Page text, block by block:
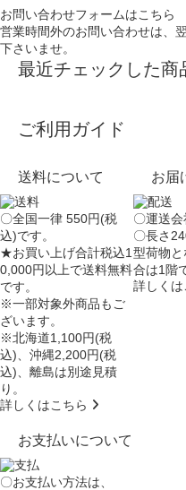
お問い合わせフォームはこちら
営業時間外のお問い合わせは、
下さいませ。
最近チェックした商
ご利用ガイド
送料について
〇全国一律 550円(税
込)です。
★お買い上げ合計税込1
0,000円以上で送料無料
です。
※一部対象外商品もご
ざいます。
※北海道1,100円(税
込)、沖縄2,200円(税
込)、離島は別途見積
り。
詳しくはこちら
お届
〇運送会
〇長さ
型荷物
合は1階
詳しくは
お支払いについて
〇お支払い方法は、